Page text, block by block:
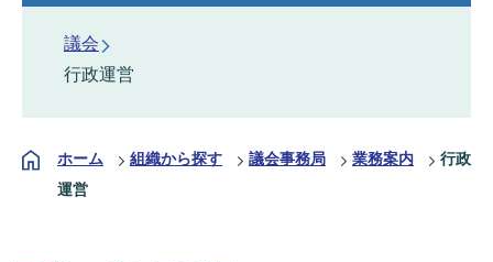
議会
行政運営
ホーム 組織から探す 議会事務局 業務案内
行政
運営